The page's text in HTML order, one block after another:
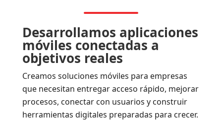
Desarrollamos aplicaciones
móviles conectadas a
objetivos reales
Creamos soluciones móviles para empresas
que necesitan entregar acceso rápido, mejorar
procesos, conectar con usuarios y construir
herramientas digitales preparadas para crecer.